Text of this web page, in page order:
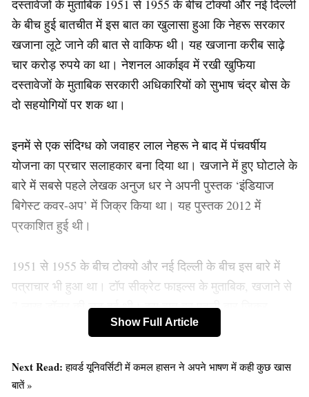
दस्तावेजों के मुताबिक 1951 से 1955 के बीच टोक्यो और नई दिल्ली
के बीच हुई बातचीत में इस बात का खुलासा हुआ कि नेहरू सरकार
खजाना लूटे जाने की बात से वाकिफ थी। यह खजाना करीब साढ़े
चार करोड़ रुपये का था। नेशनल आर्काइव में रखी खुफिया
दस्तावेजों के मुताबिक सरकारी अधिकारियों को सुभाष चंद्र बोस के
दो सहयोगियों पर शक था।
इनमें से एक संदिग्ध को जवाहर लाल नेहरू ने बाद में पंचवर्षीय
योजना का प्रचार सलाहकार बना दिया था। खजाने में हुए घोटाले के
बारे में सबसे पहले लेखक अनुज धर ने अपनी पुस्तक ‘इंडियाज
बिगेस्ट कवर-अप’ में जिक्र किया था। यह पुस्तक 2012 में
प्रकाशित हुई थी।
1951 से 1955 के बीच टोक्यो और नई दिल्ली के बीच इस बारे में
पत्राचार भी हुआ था। टॉप सीक्रेट फाइल्स के मुताबिक, खजाने से
7 लाख डॉलर की लूट हुई थी। इस बात का पहली बार जिक्र
रिसर्चर अनुज धर ने अपनी किताब इंडियाज बिगेस्ट कवरअप में
Show Full Article
Next Read:हावर्ड यूनिवर्सिटी में कमल हासन ने अपने भाषण में कही कुछ खास
बातें »